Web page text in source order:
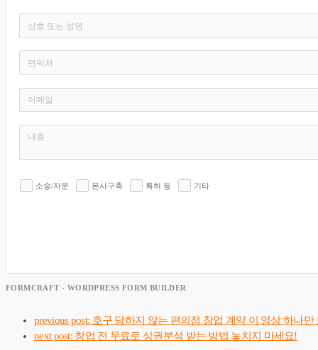
소송/자문 본사구축 특허 등 기타
FORMCRAFT - WORDPRESS FORM BUILDER
previous post: 호구 당하지 않는 편의점 창업 계약 이 영상 하나만
next post: 창업 전 무료로 상권분석 받는 방법 놓치지 마세요!